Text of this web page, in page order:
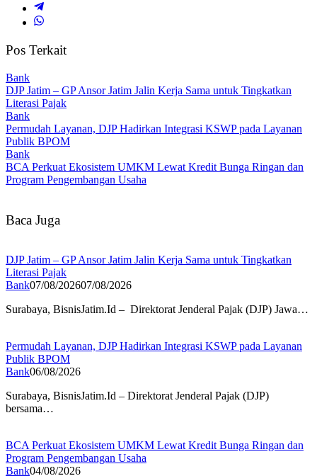
Pos Terkait
Bank
DJP Jatim – GP Ansor Jatim Jalin Kerja Sama untuk Tingkatkan
Literasi Pajak
Bank
Permudah Layanan, DJP Hadirkan Integrasi KSWP pada Layanan
Publik BPOM
Bank
BCA Perkuat Ekosistem UMKM Lewat Kredit Bunga Ringan dan
Program Pengembangan Usaha
Baca Juga
DJP Jatim – GP Ansor Jatim Jalin Kerja Sama untuk Tingkatkan
Literasi Pajak
Bank07/08/202607/08/2026
Surabaya, BisnisJatim.Id – Direktorat Jenderal Pajak (DJP) Jawa…
Permudah Layanan, DJP Hadirkan Integrasi KSWP pada Layanan
Publik BPOM
Bank06/08/2026
Surabaya, BisnisJatim.Id – Direktorat Jenderal Pajak (DJP)
bersama…
BCA Perkuat Ekosistem UMKM Lewat Kredit Bunga Ringan dan
Program Pengembangan Usaha
Bank04/08/2026